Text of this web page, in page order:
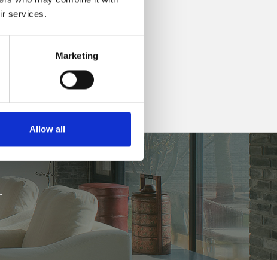
services.
Marketing
Allow all